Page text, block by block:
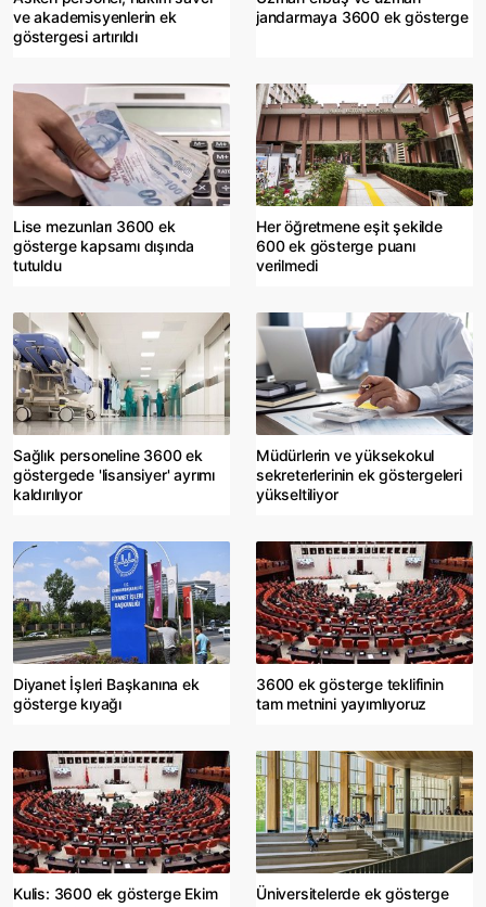
ve akademisyenlerin ek
göstergesi artırıldı
jandarmaya 3600 ek gösterge
Lise mezunları 3600 ek
gösterge kapsamı dışında
tutuldu
Her öğretmene eşit şekilde
600 ek gösterge puanı
verilmedi
Sağlık personeline 3600 ek
göstergede 'lisansiyer' ayrımı
kaldırılıyor
Müdürlerin ve yüksekokul
sekreterlerinin ek göstergeleri
yükseltiliyor
Diyanet İşleri Başkanına ek
gösterge kıyağı
3600 ek gösterge teklifinin
tam metnini yayımlıyoruz
Kulis: 3600 ek gösterge Ekim
Üniversitelerde ek gösterge